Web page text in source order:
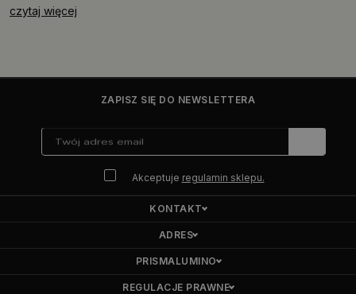
czytaj więcej
ZAPISZ SIĘ DO NEWSLETTERA
Akceptuje regulamin sklepu.
KONTAKT
ADRES
PRISMALUMINO
REGULACJE PRAWNE